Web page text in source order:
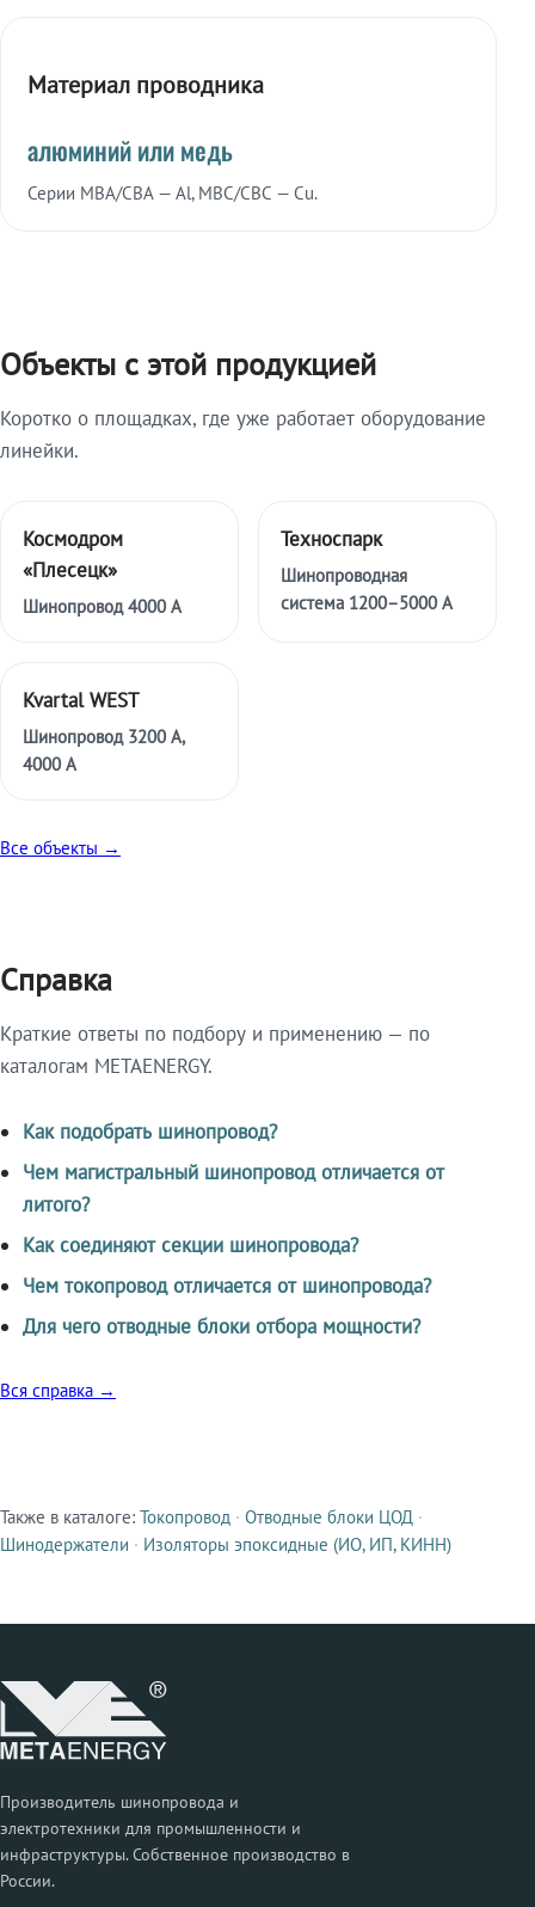
Материал проводника
алюминий или медь
Серии МВА/СВА — Al, МВС/СВС — Cu.
Объекты с этой продукцией
Коротко о площадках, где уже работает оборудование
линейки.
Космодром
«Плесецк»
Шинопровод 4000 А
Техноспарк
Шинопроводная
система 1200–5000 А
Kvartal WEST
Шинопровод 3200 А,
4000 А
Все объекты →
Справка
Краткие ответы по подбору и применению — по
каталогам METAENERGY.
Как подобрать шинопровод?
Чем магистральный шинопровод отличается от
литого?
Как соединяют секции шинопровода?
Чем токопровод отличается от шинопровода?
Для чего отводные блоки отбора мощности?
Вся справка →
Смежные продукты
Также в каталоге: Токопровод · Отводные блоки ЦОД ·
Шинодержатели · Изоляторы эпоксидные (ИО, ИП, КИНН)
Производитель шинопровода и
электротехники для промышленности и
инфраструктуры. Собственное производство в
России.